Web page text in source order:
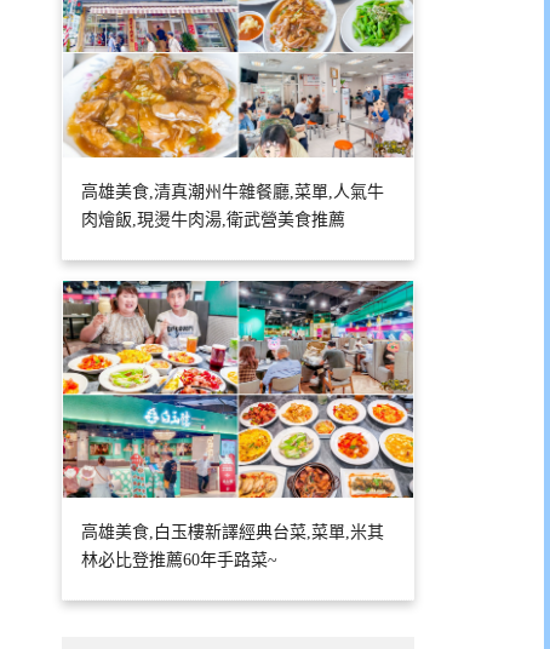
高雄美食,清真潮州牛雜餐廳,菜單,人氣牛
肉燴飯,現燙牛肉湯,衛武營美食推薦
高雄美食,白玉樓新譯經典台菜,菜單,米其
林必比登推薦60年手路菜~